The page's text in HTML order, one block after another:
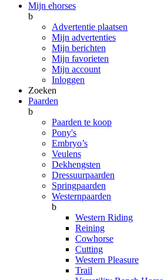
Mijn ehorses
b
Advertentie plaatsen
Mijn advertenties
Mijn berichten
Mijn favorieten
Mijn account
Inloggen
Zoeken
Paarden
b
Paarden te koop
Pony's
Embryo’s
Veulens
Dekhengsten
Dressuurpaarden
Springpaarden
Westernpaarden
b
Western Riding
Reining
Cowhorse
Cutting
Western Pleasure
Trail